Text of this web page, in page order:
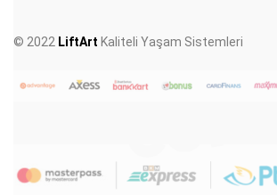
© 2022 LiftArt Kaliteli Yaşam Sistemleri